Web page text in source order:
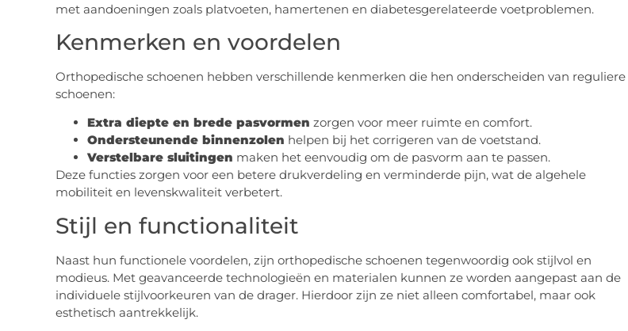
met aandoeningen zoals platvoeten, hamertenen en diabetesgerelateerde voetproblemen.
Kenmerken en voordelen
Orthopedische schoenen hebben verschillende kenmerken die hen onderscheiden van reguliere
schoenen:
Extra diepte en brede pasvormen zorgen voor meer ruimte en comfort.
Ondersteunende binnenzolen helpen bij het corrigeren van de voetstand.
Verstelbare sluitingen maken het eenvoudig om de pasvorm aan te passen.
Deze functies zorgen voor een betere drukverdeling en verminderde pijn, wat de algehele
mobiliteit en levenskwaliteit verbetert.
Stijl en functionaliteit
Naast hun functionele voordelen, zijn orthopedische schoenen tegenwoordig ook stijlvol en
modieus. Met geavanceerde technologieën en materialen kunnen ze worden aangepast aan de
individuele stijlvoorkeuren van de drager. Hierdoor zijn ze niet alleen comfortabel, maar ook
esthetisch aantrekkelijk.